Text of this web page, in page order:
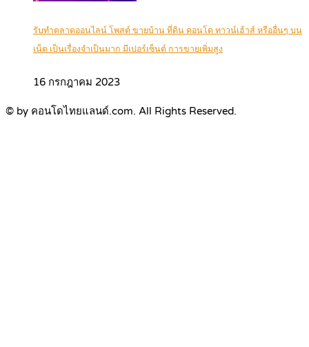
รับทำตลาดออนไลน์ โพสต์ ขายบ้าน ที่ดิน คอนโด ทาวน์เฮ้าส์ หรืออื่นๆ บน
เน็ต เป็นเรื่องจำเป็นมาก มีเปอร์เซ็นต์ การขายเพิ่มสูง
16 กรกฎาคม 2023
© by คอนโดไทยแลนด์.com. All Rights Reserved.